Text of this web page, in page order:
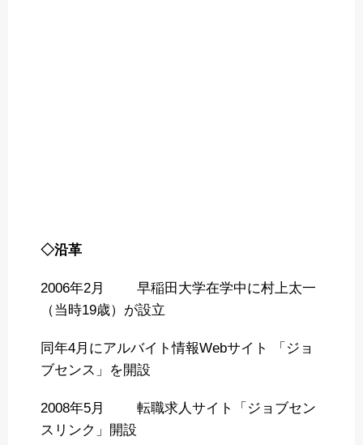
◇沿革
2006年2月 早稲田大学在学中に村上太一
（当時19歳）が設立
同年4月にアルバイト情報Webサイト 「ジョ
ブセンス」を開設
2008年5月 転職求人サイト「ジョブセン
スリンク」開設